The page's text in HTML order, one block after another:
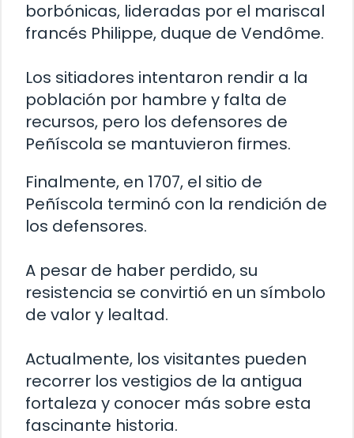
borbónicas, lideradas por el mariscal
francés Philippe, duque de Vendôme.
Los sitiadores intentaron rendir a la
población por hambre y falta de
recursos, pero los defensores de
Peñíscola se mantuvieron firmes.
Finalmente, en 1707, el sitio de
Peñíscola terminó con la rendición de
los defensores.
A pesar de haber perdido, su
resistencia se convirtió en un símbolo
de valor y lealtad.
Actualmente, los visitantes pueden
recorrer los vestigios de la antigua
fortaleza y conocer más sobre esta
fascinante historia.